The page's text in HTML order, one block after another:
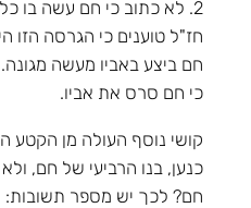
2. לא כתוב כי חם עשה בו
חז"ל טוענים כי הגרסה הזו
חם ביצע באביו מעשה
כי חם סרס את אביו.
קושי נוסף העולה מן הקטע
כנען, בנו הרביעי של חם,
חם? לכך יש מספר תשובות: